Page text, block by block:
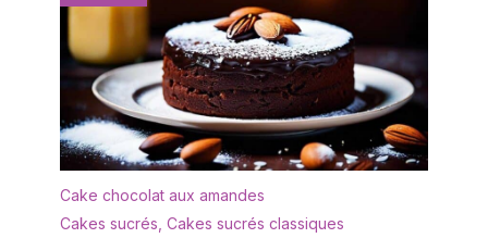
Cake chocolat aux amandes
Cakes sucrés Cakes sucrés classiques